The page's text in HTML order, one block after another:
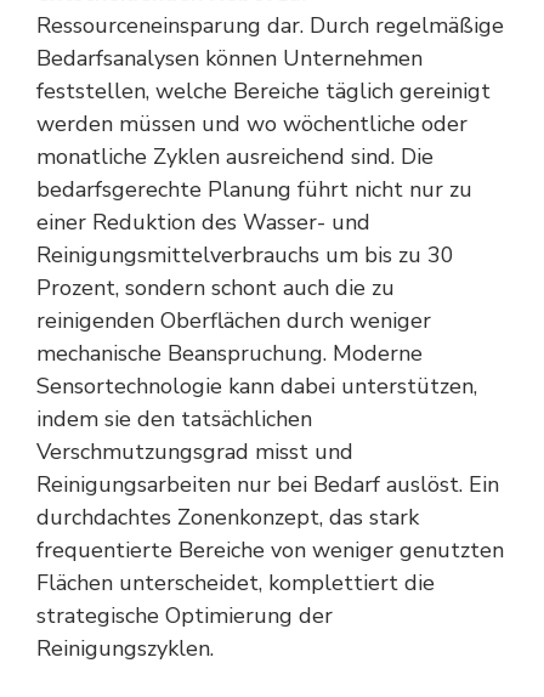
Ressourceneinsparung dar. Durch regelmäßige
Bedarfsanalysen können Unternehmen
feststellen, welche Bereiche täglich gereinigt
werden müssen und wo wöchentliche oder
monatliche Zyklen ausreichend sind. Die
bedarfsgerechte Planung führt nicht nur zu
einer Reduktion des Wasser- und
Reinigungsmittelverbrauchs um bis zu 30
Prozent, sondern schont auch die zu
reinigenden Oberflächen durch weniger
mechanische Beanspruchung. Moderne
Sensortechnologie kann dabei unterstützen,
indem sie den tatsächlichen
Verschmutzungsgrad misst und
Reinigungsarbeiten nur bei Bedarf auslöst. Ein
durchdachtes Zonenkonzept, das stark
frequentierte Bereiche von weniger genutzten
Flächen unterscheidet, komplettiert die
strategische Optimierung der
Reinigungszyklen.